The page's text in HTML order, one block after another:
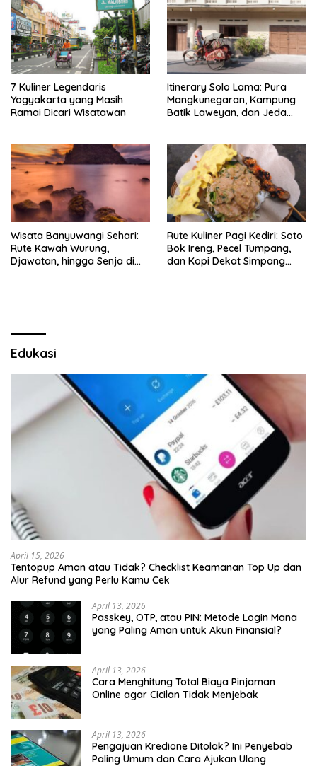
7 Kuliner Legendaris
Yogyakarta yang Masih
Ramai Dicari Wisatawan
Itinerary Solo Lama: Pura
Mangkunegaran, Kampung
Batik Laweyan, dan Jeda
Wisata Banyuwangi Sehari:
Rute Kawah Wurung,
Djawatan, hingga Senja di
Rute Kuliner Pagi Kediri: Soto
Bok Ireng, Pecel Tumpang,
dan Kopi Dekat Simpang
Edukasi
April 15, 2026
Tentopup Aman atau Tidak? Checklist Keamanan Top Up dan
Alur Refund yang Perlu Kamu Cek
April 13, 2026
Passkey, OTP, atau PIN: Metode Login Mana
yang Paling Aman untuk Akun Finansial?
April 13, 2026
Cara Menghitung Total Biaya Pinjaman
Online agar Cicilan Tidak Menjebak
April 13, 2026
Pengajuan Kredione Ditolak? Ini Penyebab
Paling Umum dan Cara Ajukan Ulang